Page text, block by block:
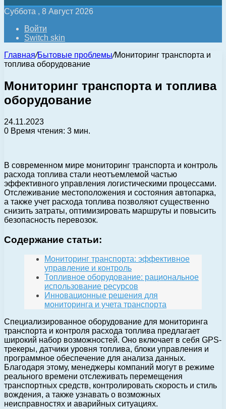
Суббота , 8 Август 2026
Войти
Switch skin
Главная/Бытовые проблемы/Мониторинг транспорта и
топлива оборудование
Мониторинг транспорта и топлива
оборудование
24.11.2023
0 Время чтения: 3 мин.
В современном мире мониторинг транспорта и контроль
расхода топлива стали неотъемлемой частью
эффективного управления логистическими процессами.
Отслеживание местоположения и состояния автопарка,
а также учет расхода топлива позволяют существенно
снизить затраты, оптимизировать маршруты и повысить
безопасность перевозок.
Содержание статьи:
Мониторинг транспорта: эффективное
управление и контроль
Топливное оборудование: рациональное
использование ресурсов
Инновационные решения для
мониторинга и учета транспорта
Специализированное оборудование для мониторинга
транспорта и контроля расхода топлива предлагает
широкий набор возможностей. Оно включает в себя GPS-
трекеры, датчики уровня топлива, блоки управления и
программное обеспечение для анализа данных.
Благодаря этому, менеджеры компаний могут в режиме
реального времени отслеживать перемещения
транспортных средств, контролировать скорость и стиль
вождения, а также узнавать о возможных
неисправностях и аварийных ситуациях.